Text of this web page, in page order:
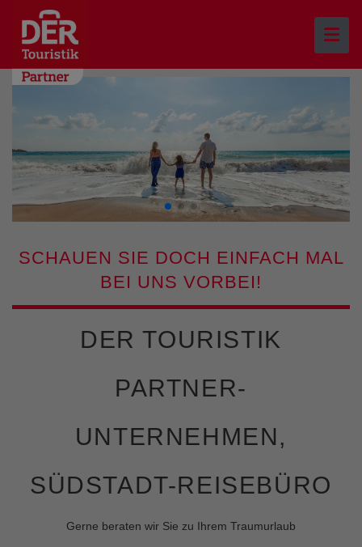
SCHAUEN SIE DOCH EINFACH MAL
BEI UNS VORBEI!
DER TOURISTIK
PARTNER-
UNTERNEHMEN,
SÜDSTADT-REISEBÜRO
Gerne beraten wir Sie zu Ihrem Traumurlaub